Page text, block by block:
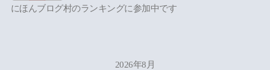
にほんブログ村のランキングに参加中です
2026年8月